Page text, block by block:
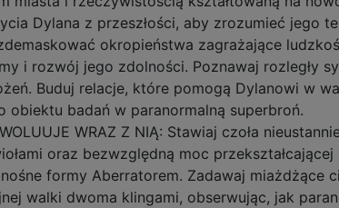
Dylana z przeszłości, aby zrozumieć jego
okropieństwa zagrażające
i rozwój jego zdolności. Poznawaj rozległy
Buduj relacje, które pomogą Dylanowi w
obiektu badań w paranormalną superbroń.
WRAZ Z NIĄ: Stawiaj czoła
oraz bezwzględną moc
formy Aberratorem. Zadawaj miażdżące
walki dwoma klingami, obserwując, jak